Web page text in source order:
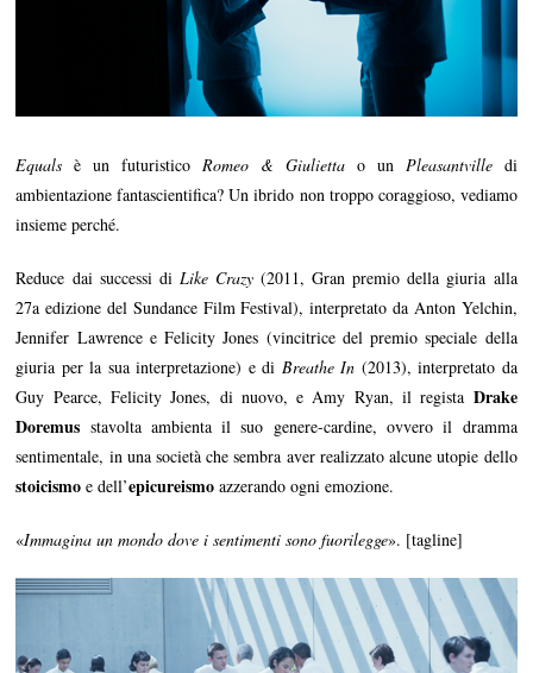
Equals è un futuristicoRomeo & Giuliettao un Pleasantvilledi
ambientazione fantascientifica? Un ibrido non troppo coraggioso, vediamo
insieme perché.
Reduce dai successi di Like Crazy(2011, Gran premio della giuria alla
27a edizione del Sundance Film Festival), interpretato da Anton Yelchin,
Jennifer Lawrence e Felicity Jones (vincitrice del premio speciale della
giuria per la sua interpretazione) e di Breathe In (2013), interpretato da
Guy Pearce, Felicity Jones, di nuovo, e Amy Ryan, il regista Drake
Doremus stavolta ambienta il suo genere-cardine, ovvero il dramma
sentimentale, in una società che sembra aver realizzato alcune utopie dello
stoicismo e dell’epicureismo azzerando ogni emozione.
«Immagina un mondo dove i sentimenti sono fuorilegge». [tagline]